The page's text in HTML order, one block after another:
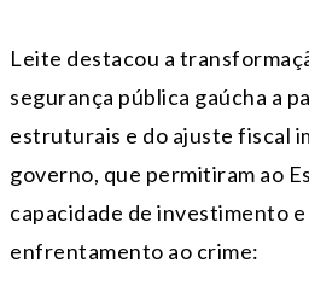
Leite destacou a
segurança pública gaúcha a
estruturais e do ajuste fiscal
governo, que permitiram ao
capacidade de investimento
enfrentamento ao crime: